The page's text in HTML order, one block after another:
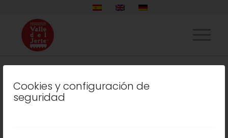
Cookies y configuración de
seguridad
LISTADO DE LA ETIQUETA: